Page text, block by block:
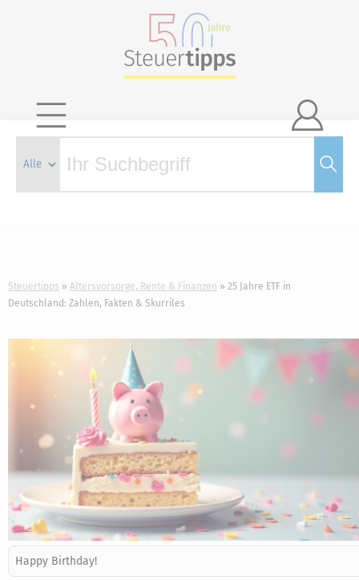

Steuertipps Altersvorsorge, Rente & Finanzen
25 Jahre ETF in
Deutschland: Zahlen, Fakten & Skurriles
Happy Birthday!